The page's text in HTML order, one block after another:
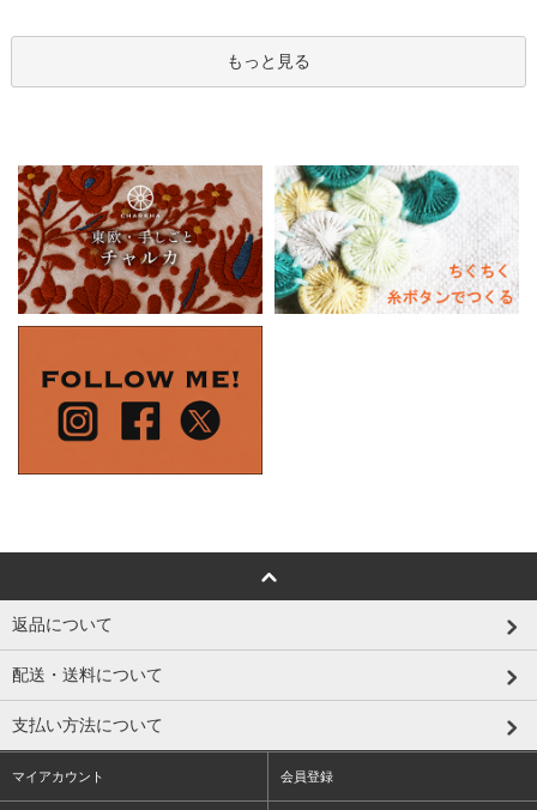
もっと見る
返品について
配送・送料について
支払い方法について
マイアカウント 会員登録